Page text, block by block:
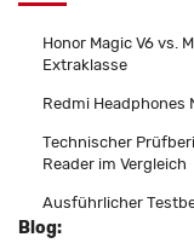
Honor Magic V6 vs.
Extraklasse
Redmi Headphones
Technischer
Reader im Vergleich
Ausführlicher
Blog: